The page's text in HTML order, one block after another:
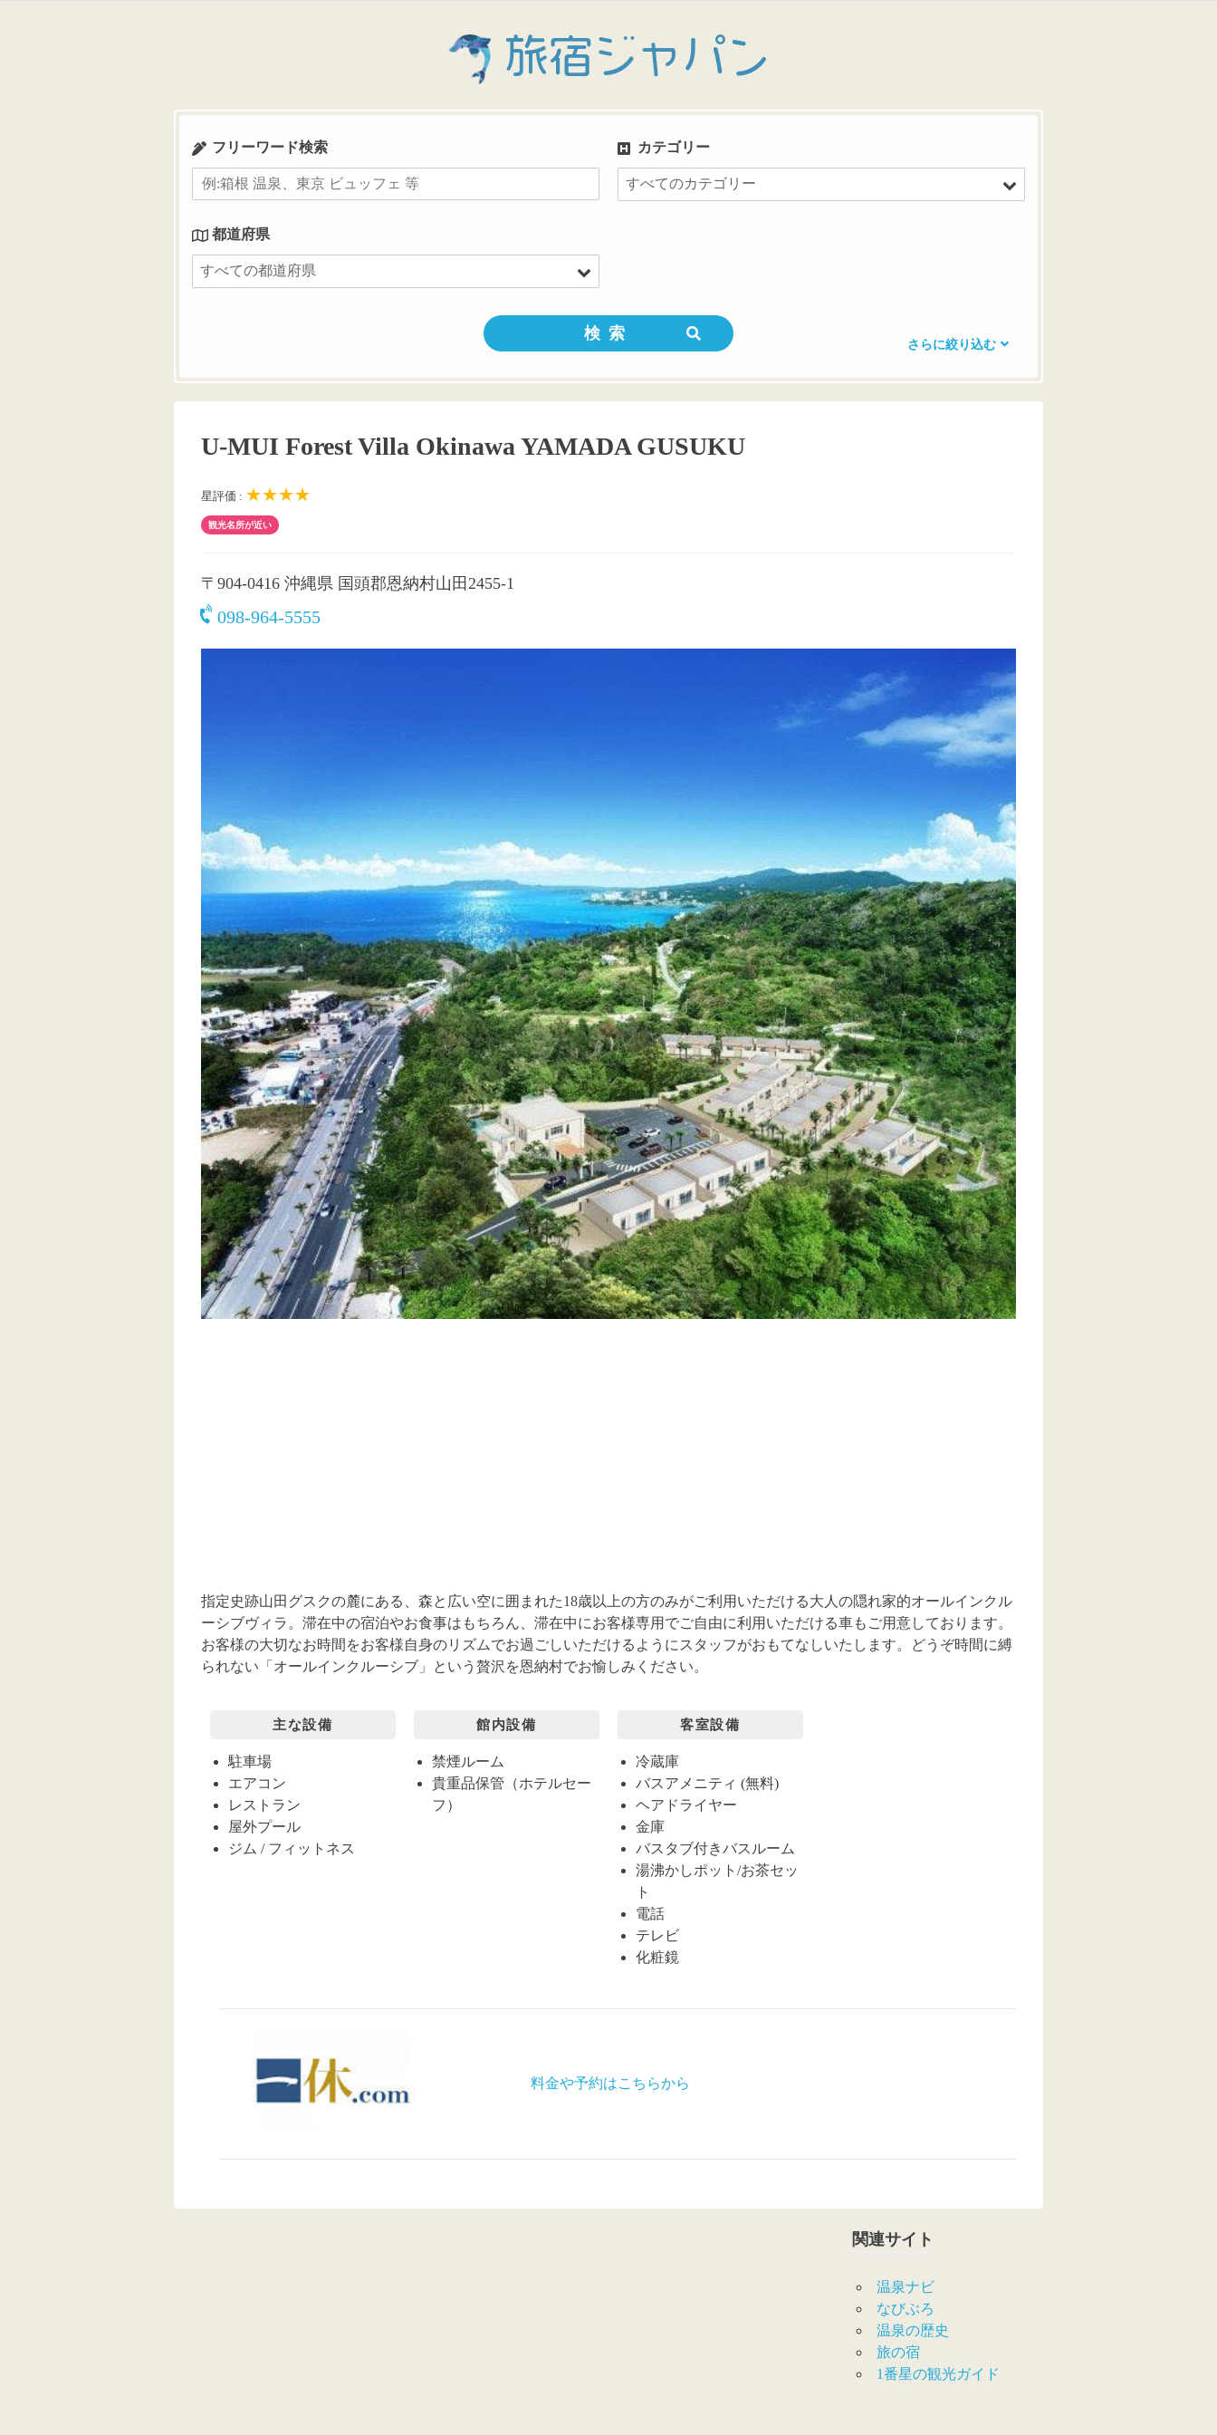
旅宿ジャパン
フリーワード検索 カテゴリー
都道府県
さらに絞り込む
U-MUI Forest Villa Okinawa YAMADA GUSUKU
星評価 : ★★★★
観光名所が近い
〒904-0416 沖縄県 国頭郡恩納村山田2455-1
098-964-5555
指定史跡山田グスクの麓にある、森と広い空に囲まれた18歳以上の方のみがご利用いただける大人の隠れ家的オールインクル
ーシブヴィラ。滞在中の宿泊やお食事はもちろん、滞在中にお客様専用でご自由に利用いただける車もご用意しております。
お客様の大切なお時間をお客様自身のリズムでお過ごしいただけるようにスタッフがおもてなしいたします。どうぞ時間に縛
られない「オールインクルーシブ」という贅沢を恩納村でお愉しみください。
主な設備
駐車場
エアコン
レストラン
屋外プール
ジム / フィットネス
館内設備
禁煙ルーム
貴重品保管（ホテルセー
フ）
客室設備
冷蔵庫
バスアメニティ (無料)
ヘアドライヤー
金庫
バスタブ付きバスルーム
湯沸かしポット/お茶セッ
ト
電話
テレビ
化粧鏡
料金や予約はこちらから
関連サイト
温泉ナビ
なびぶろ
温泉の歴史
旅の宿
1番星の観光ガイド